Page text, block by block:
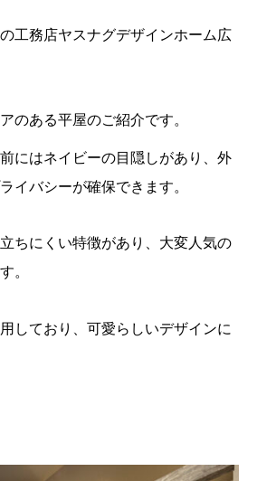
工務店ヤスナグデザインホーム広
のある平屋のご紹介です。
にはネイビーの目隠しがあり、外
イバシーが確保できます。
ちにくい特徴があり、大変人気の
。
しており、可愛らしいデザインに